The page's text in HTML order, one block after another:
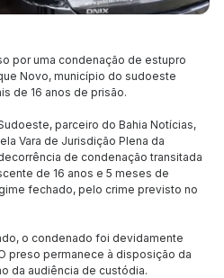
por uma condenação de estupro
Novo, município do sudoeste
de 16 anos de prisão.
parceiro do Bahia Notícias,
Vara de Jurisdição Plena da
de condenação transitada
de 16 anos e 5 meses de
fechado, pelo crime previsto no
o condenado foi devidamente
preso permanece à disposição da
da audiência de custódia.